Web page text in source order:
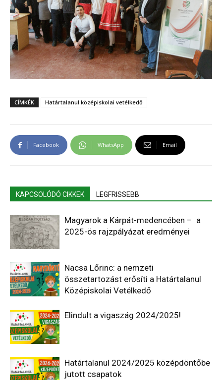
CÍMKÉK Határtalanul középiskolai vetélkedő
Facebook WhatsApp Email
KAPCSOLÓDÓ CIKKEK LEGFRISSEBB
Magyarok a Kárpát-medencében – a
2025-ös rajzpályázat eredményei
Nacsa Lőrinc: a nemzeti
összetartozást erősíti a Határtalanul
Középiskolai Vetélkedő
Elindult a vigaszág 2024/2025!
Határtalanul 2024/2025 középdöntőbe
jutott csapatok